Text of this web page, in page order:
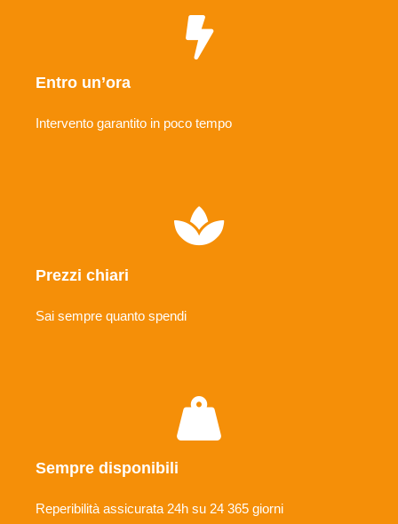
Entro un’ora
Intervento garantito in poco tempo
Prezzi chiari
Sai sempre quanto spendi
Sempre disponibili
Reperibilità assicurata 24h su 24 365 giorni